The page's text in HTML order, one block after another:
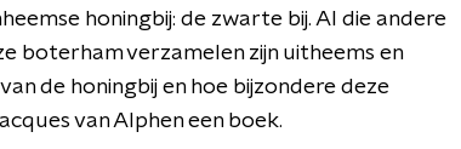
honingbij: de zwarte bij. Al die andere
boterham verzamelen zijn uitheems en
de honingbij en hoe bijzondere deze
van Alphen een boek.